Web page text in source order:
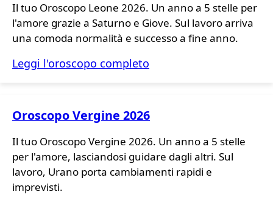
Il tuo Oroscopo Leone 2026. Un anno a 5 stelle per
l'amore grazie a Saturno e Giove. Sul lavoro arriva
una comoda normalità e successo a fine anno.
Leggi l'oroscopo completo
Oroscopo Vergine 2026
Il tuo Oroscopo Vergine 2026. Un anno a 5 stelle
per l'amore, lasciandosi guidare dagli altri. Sul
lavoro, Urano porta cambiamenti rapidi e
imprevisti.